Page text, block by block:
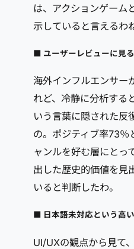
は、アクションゲーム
示していると言えるわ
■ ユーザーレビューに見
海外インフルエンサー
れど、冷静に分析する
いう言葉に隠された反
の。ポジティブ率73％
ャンルを好む層にとっ
出した歴史的価値を見
いると判断したわ。
■ 日本語未対応という高
UI/UXの観点から見て